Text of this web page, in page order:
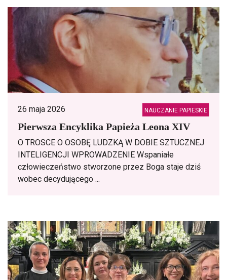
26 maja 2026 NAUCZANIE PAPIESKIE
Pierwsza Encyklika Papieża Leona XIV
O TROSCE O OSOBĘ LUDZKĄ W DOBIE SZTUCZNEJ
INTELIGENCJI WPROWADZENIE Wspaniałe
człowieczeństwo stworzone przez Boga staje dziś
wobec decydującego ...